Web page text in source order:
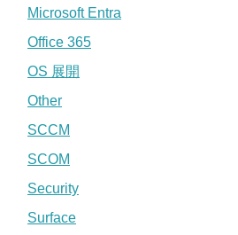
Microsoft Entra
Office 365
OS 展開
Other
SCCM
SCOM
Security
Surface